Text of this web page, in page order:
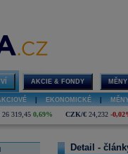
AKCIE & FONDY
EKONOMICKÉ
26 319,45 0,69% CZK/€ 24,232 -
Detail -